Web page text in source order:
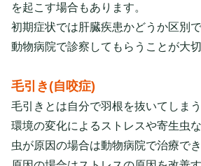
を起こす場合もあります。
初期症状では肝臓疾患かどうか区別
動物病院で診察してもらうことが大切
毛引き(自咬症)
毛引きとは自分で羽根を抜いてしま
環境の変化によるストレスや寄生虫
虫が原因の場合は動物病院で治療で